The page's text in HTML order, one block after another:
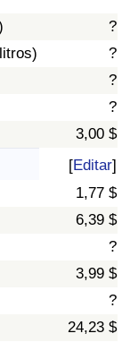
?
?
?
?
3,00 $
[Editar]
1,77 $
6,39 $
?
3,99 $
?
24,23 $